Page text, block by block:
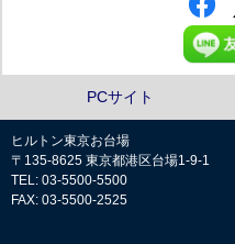
PCサイト
ヒルトン東京お台場
〒135-8625 東京都港区台場1-9-1
TEL: 03-5500-5500
FAX: 03-5500-2525